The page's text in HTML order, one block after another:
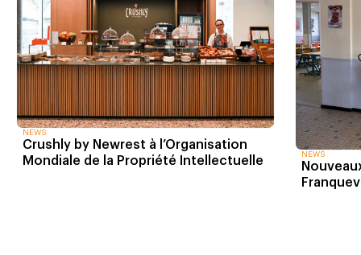
NEWS
Crushly by Newrest à l’Organisation
Mondiale de la Propriété Intellectuelle
NEWS